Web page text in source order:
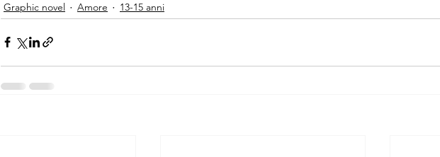
Graphic novel
Amore 13-15 anni